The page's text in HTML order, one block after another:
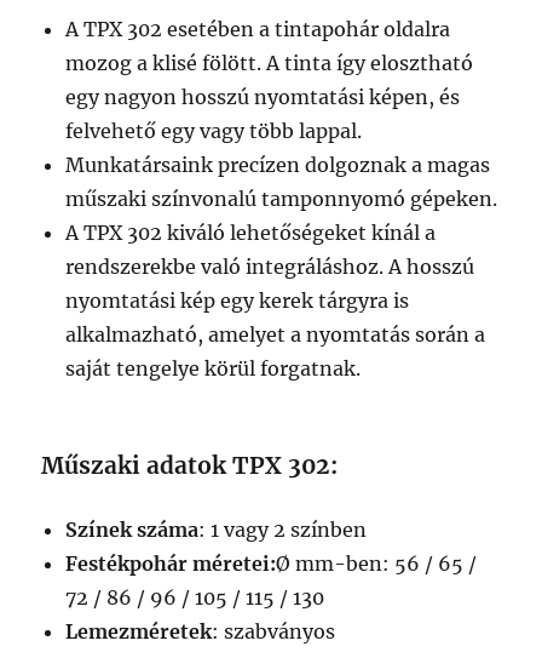
A TPX 302 esetében a tintapohár oldalra
mozog a klisé fölött. A tinta így elosztható
egy nagyon hosszú nyomtatási képen, és
felvehető egy vagy több lappal.
Munkatársaink precízen dolgoznak a magas
műszaki színvonalú tamponnyomó gépeken.
A TPX 302 kiváló lehetőségeket kínál a
rendszerekbe való integráláshoz. A hosszú
nyomtatási kép egy kerek tárgyra is
alkalmazható, amelyet a nyomtatás során a
saját tengelye körül forgatnak.
Műszaki adatok TPX 302:
Színek száma: 1 vagy 2 színben
Festékpohár méretei:Ø mm-ben: 56 / 65 /
72 / 86 / 96 / 105 / 115 / 130
Lemezméretek: szabványos